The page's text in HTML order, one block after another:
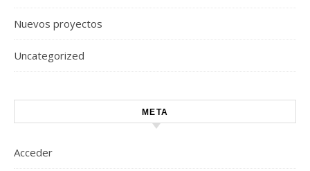
Nuevos proyectos
Uncategorized
META
Acceder